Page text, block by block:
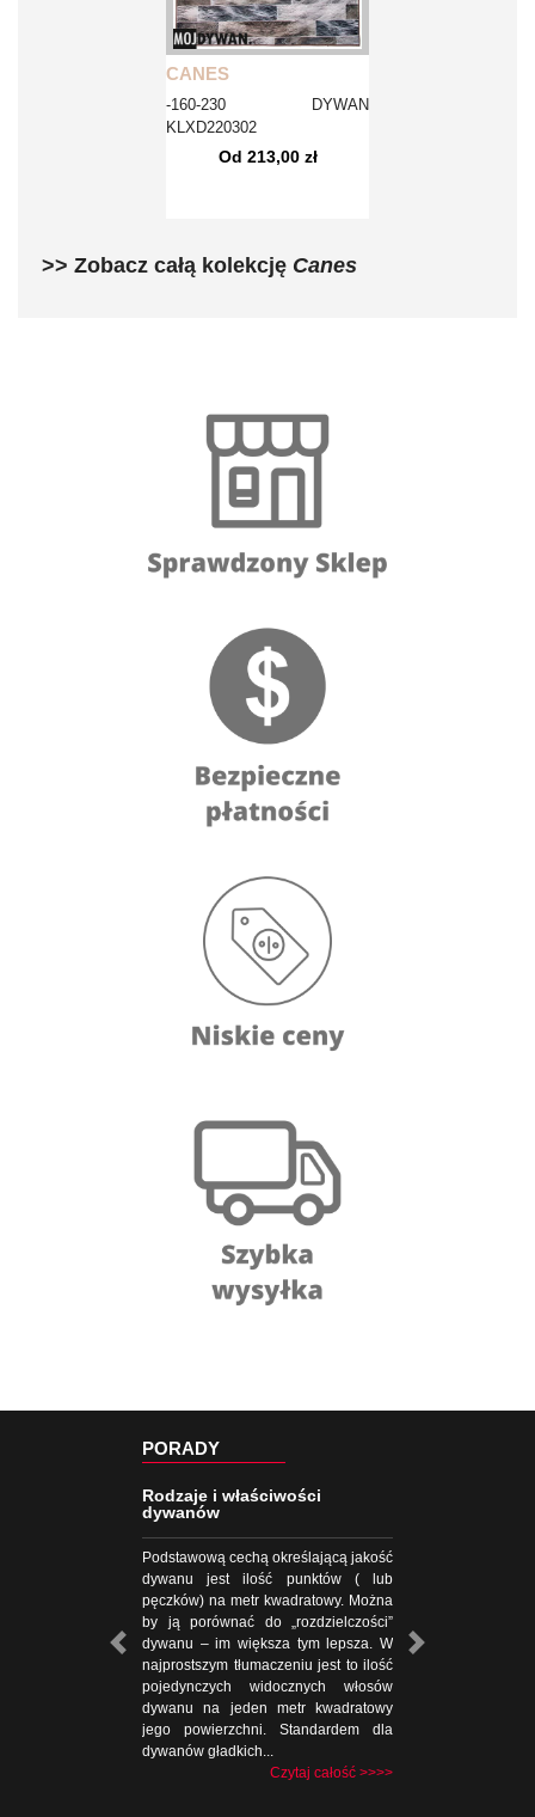
CANES
-160-230 DYWAN
KLXD220302
Od 213,00 zł
>> Zobacz całą kolekcję Canes
PORADY
Rodzaje i właściwości
dywanów
Podstawową cechą określającą jakość
dywanu jest ilość punktów ( lub
pęczków) na metr kwadratowy. Można
by ją porównać do „rozdzielczości”
dywanu – im większa tym lepsza. W
najprostszym tłumaczeniu jest to ilość
pojedynczych widocznych włosów
dywanu na jeden metr kwadratowy
jego powierzchni. Standardem dla
dywanów gładkich...
Czytaj całość >>>>